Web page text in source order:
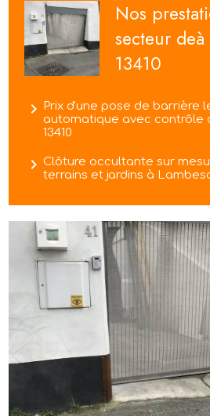
Nos
secteur deà
13410
navigate_next Prix d'une pose de barrière
automatique avec contrôle
13410
navigate_nextClôture occultante sur
terrains et jardins à Lambesc